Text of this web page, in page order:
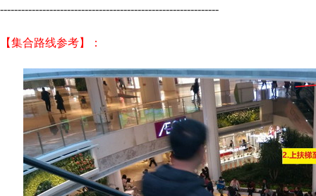
--------------------------------------------------------------
【集合路线参考】：